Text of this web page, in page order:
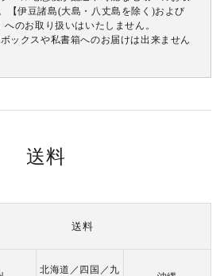
【伊豆諸島(大島・八丈島を除く)および
のお取り扱いはいたしません。
ックスや私書箱へのお届けは出来ません
送料
送料
北海道／四国／九